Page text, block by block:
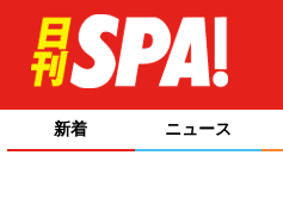
新着 ニュース